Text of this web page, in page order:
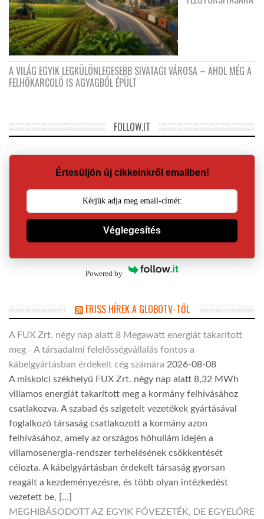
A VILÁG EGYIK LEGKÜLÖNLEGESEBB SIVATAGI VÁROSA – AHOL MÉG A
FELHŐKARCOLÓ IS AGYAGBÓL ÉPÜLT
FOLLOW.IT
Értesüljön új cikkeinkről emailben!
Véglegesítés
Powered by
FRISS HÍREK A GLOBOTV-TŐL
A FUX Zrt. négy nap alatt 8 Megawatt energiát takarított
meg - A társadalmi felelősségvállalás fontos a
kábelgyártásban érdekelt cég számára 2026-08-08
A miskolci székhelyű FUX Zrt. négy nap alatt 8,32 MWh
villamos energiát takarított meg a kormány felhívásához
csatlakozva. A szabad és szigetelt vezetékek gyártásával
foglalkozó társaság csatlakozott a kormány azon
felhívásához, amely az országos hőhullám idején a
villamosenergia-rendszer terhelésének csökkentését
célozta. A kábelgyártásban érdekelt társaság gyorsan
reagált a kezdeményezésre, és több olyan intézkedést
vezetett be, […]
MEGHIBÁSODOTT AZ EGYIK FŐVEZETÉK, DE EGYELŐRE